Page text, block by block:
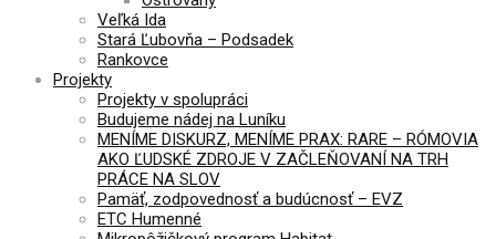
Veľká Ida
Stará Ľubovňa – Podsadek
Rankovce
Projekty
Projekty v spolupráci
Budujeme nádej na Luníku
MENÍME DISKURZ, MENÍME PRAX: RARE – RÓMOVIA
AKO ĽUDSKÉ ZDROJE V ZAČLEŇOVANÍ NA TRH
PRÁCE NA SLOV
Pamäť, zodpovednosť a budúcnosť – EVZ
ETC Humenné